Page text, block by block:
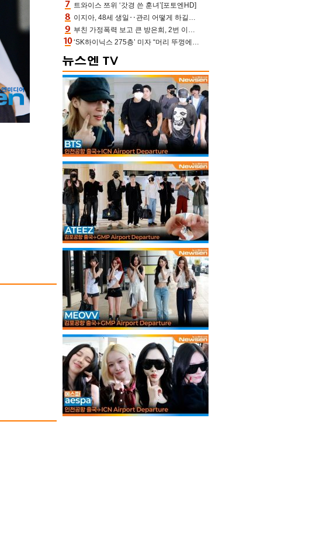
트와이스 쯔위 ‘갓경 쓴 훈녀’[포토엔HD]
이지아, 48세 생일‥관리 어떻게 하길래 놀라운 동안 미모
부친 가정폭력 보고 큰 방은희, 2번 이혼 후 잠수→母 고독사에 자책(특종세상)[어제TV]
‘SK하이닉스 275층’ 미자 “머리 뚜껑에서 사, 주식만 안 해도 돈 버는 것”